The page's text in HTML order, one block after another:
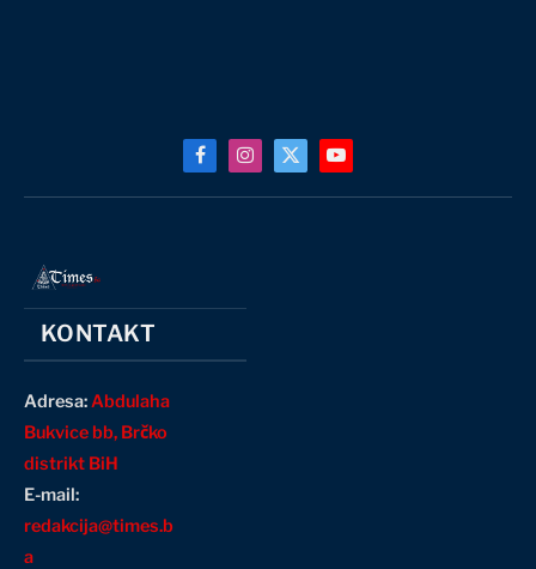
FacebookInstagram
X
YouTube
KONTAKT
Adresa:Abdulaha
Bukvice bb, Brčko
distrikt BiH
E-mail:
redakcija@times.b
a